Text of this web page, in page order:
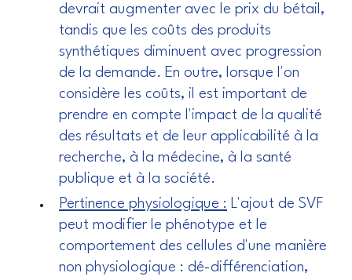
devrait augmenter avec le prix du bétail,
tandis que les coûts des produits
synthétiques diminuent avec progression
de la demande. En outre, lorsque l'on
considère les coûts, il est important de
prendre en compte l'impact de la qualité
des résultats et de leur applicabilité à la
recherche, à la médecine, à la santé
publique et à la société.
Pertinence physiologique : L'ajout de SVF
peut modifier le phénotype et le
comportement des cellules d'une manière
non physiologique : dé-différenciation,